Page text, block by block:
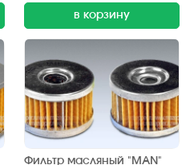
в корзину
Фильтр масляный "MAN"